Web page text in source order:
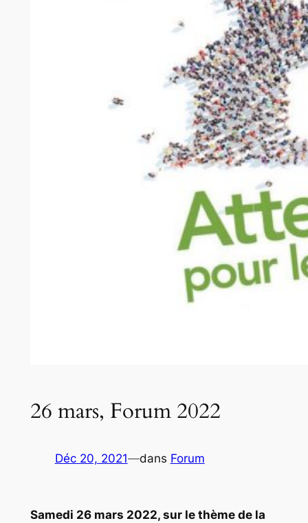
26 mars, Forum 2022
Déc 20, 2021—dans Forum
Samedi 26 mars 2022, sur le thème de la